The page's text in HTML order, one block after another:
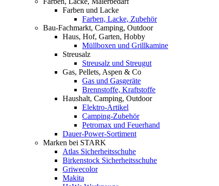
Farben und Lacke
Farben, Lacke, Zubehör
Bau-Fachmarkt, Camping, Outdoor
Haus, Hof, Garten, Hobby
Müllboxen und Grillkamine
Streusalz
Streusalz und Streugut
Gas, Pellets, Aspen & Co
Gas und Gasgeräte
Brennstoffe, Kraftstoffe
Haushalt, Camping, Outdoor
Elektro-Artikel
Camping-Zubehör
Petromax und Feuerhand
Dauer-Power-Sortiment
Marken bei STARK
Atlas Sicherheitsschuhe
Birkenstock Sicherheitsschuhe
Griwecolor
Makita